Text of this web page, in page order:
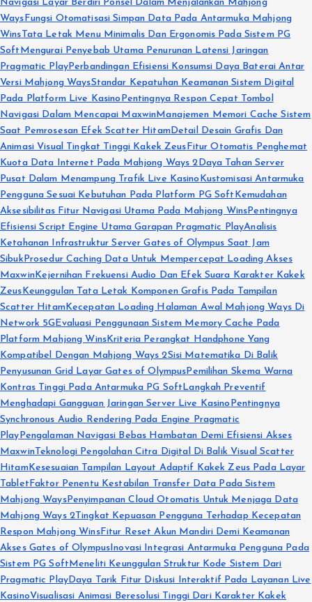
Navigasi Layar Berdiri Ponsel Dalam Menjalankan Mahjong
Ways Fungsi Otomatisasi Simpan Data Pada Antarmuka Mahjong
WinsTata Letak Menu Minimalis Dan Ergonomis Pada Sistem PG
Soft Mengurai Penyebab Utama Penurunan Latensi Jaringan
Pragmatic PlayPerbandingan Efisiensi Konsumsi Daya Baterai Antar
Versi Mahjong WaysStandar Kepatuhan Keamanan Sistem Digital
Pada Platform Live Kasino Pentingnya Respon Cepat Tombol
Navigasi Dalam Mencapai MaxwinManajemen Memori Cache Sistem
Saat Pemrosesan Efek Scatter HitamDetail Desain Grafis Dan
Animasi Visual Tingkat Tinggi Kakek Zeus Fitur Otomatis Penghemat
Kuota Data Internet Pada Mahjong Ways 2 Daya Tahan Server
Pusat Dalam Menampung Trafik Live Kasino Kustomisasi Antarmuka
Pengguna Sesuai Kebutuhan Pada Platform PG Soft Kemudahan
Aksesibilitas Fitur Navigasi Utama Pada Mahjong Wins Pentingnya
Efisiensi Script Engine Utama Garapan Pragmatic PlayAnalisis
Ketahanan Infrastruktur Server Gates of Olympus Saat Jam
Sibuk Prosedur Caching Data Untuk Mempercepat Loading Akses
MaxwinKejernihan Frekuensi Audio Dan Efek Suara Karakter Kakek
Zeus Keunggulan Tata Letak Komponen Grafis Pada Tampilan
Scatter HitamKecepatan Loading Halaman Awal Mahjong Ways Di
Network 5G Evaluasi Penggunaan Sistem Memory Cache Pada
Platform Mahjong WinsKriteria Perangkat Handphone Yang
Kompatibel Dengan Mahjong Ways 2Sisi Matematika Di Balik
Penyusunan Grid Layar Gates of Olympus Pemilihan Skema Warna
Kontras Tinggi Pada Antarmuka PG Soft Langkah Preventif
Menghadapi Gangguan Jaringan Server Live Kasino Pentingnya
Synchronous Audio Rendering Pada Engine Pragmatic
Play Pengalaman Navigasi Bebas Hambatan Demi Efisiensi Akses
MaxwinTeknologi Pengolahan Citra Digital Di Balik Visual Scatter
HitamKesesuaian Tampilan Layout Adaptif Kakek Zeus Pada Layar
Tablet Faktor Penentu Kestabilan Transfer Data Pada Sistem
Mahjong WaysPenyimpanan Cloud Otomatis Untuk Menjaga Data
Mahjong Ways 2Tingkat Kepuasan Pengguna Terhadap Kecepatan
Respon Mahjong WinsFitur Reset Akun Mandiri Demi Keamanan
Akses Gates of Olympus Inovasi Integrasi Antarmuka Pengguna Pada
Sistem PG Soft Meneliti Keunggulan Struktur Kode Sistem Dari
Pragmatic PlayDaya Tarik Fitur Diskusi Interaktif Pada Layanan Live
KasinoVisualisasi Animasi Beresolusi Tinggi Dari Karakter Kakek